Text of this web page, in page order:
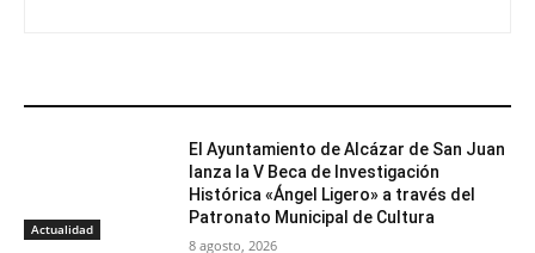
Actualidad
El Ayuntamiento de Alcázar de San Juan
lanza la V Beca de Investigación
Histórica «Ángel Ligero» a través del
Patronato Municipal de Cultura
8 agosto, 2026